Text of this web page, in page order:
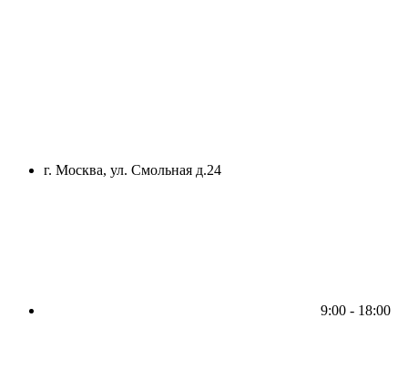
г. Москва, ул. Смольная д.24
9:00 - 18:00